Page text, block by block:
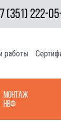
(351) 222-
работы
Монтаж
НВФ